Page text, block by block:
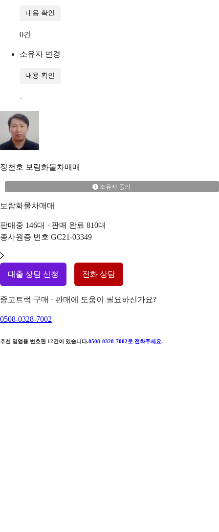
내용 확인
0건
소유자 변경
내용 확인
-
정천호 보람화물차매매
소유자 동의
보람화물차매매
판매중 146대 · 판매 완료 810대
종사원증 번호 GC21-03349
대출 상담 신청 전화 상담
중고트럭 구매 · 판매에 도움이 필요하신가요?
0508-0328-7002
추천 영업용 번호판 12건이 있습니다.0508-0328-7002 로 전화주세요.